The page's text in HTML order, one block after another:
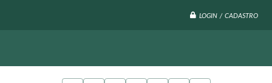
LOGIN / CADASTRO